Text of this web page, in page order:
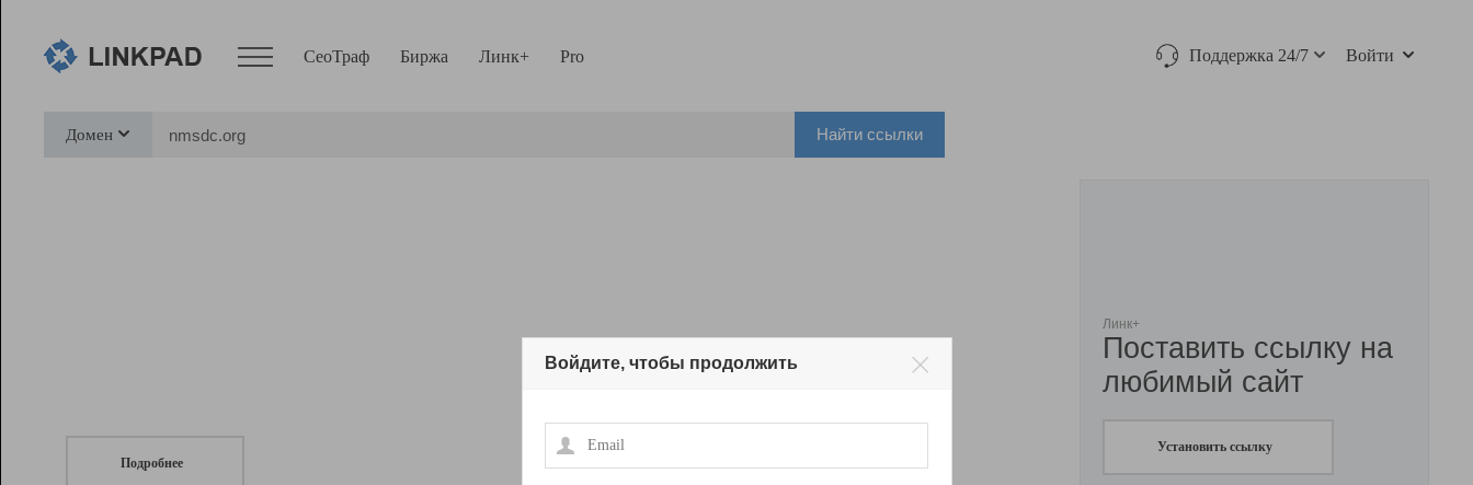
СеоТраф Биржа Линк+ Pro Поддержка 24/7 Войти
Домен Найти ссылки
Подробнее
Линк+
Поставить ссылку на
любимый сайт
Установить ссылку
Войдите, чтобы продолжить
Email